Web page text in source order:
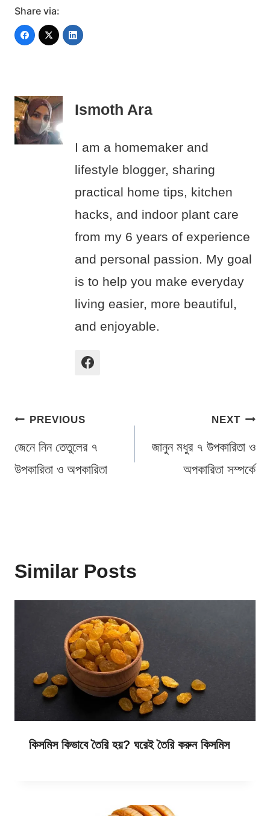
Share via:
Ismoth Ara
I am a homemaker and
lifestyle blogger, sharing
practical home tips, kitchen
hacks, and indoor plant care
from my 6 years of experience
and personal passion. My goal
is to help you make everyday
living easier, more beautiful,
and enjoyable.
Post
navigation
PREVIOUS
জেনে নিন তেতুলের ৭
উপকারিতা ও অপকারিতা
NEXT
জানুন মধুর ৭ উপকারিতা ও
অপকারিতা সম্পর্কে
Similar Posts
কিসমিস কিভাবে তৈরি হয়? ঘরেই তৈরি করুন কিসমিস